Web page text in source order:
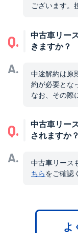
ございます。
Q.
中古車リー
きますか？
A.
中途解約は原
約が必要とな
なお、その際
Q.
中古車リー
されますか？
A. 中古車リース
ちら をご確認
よ